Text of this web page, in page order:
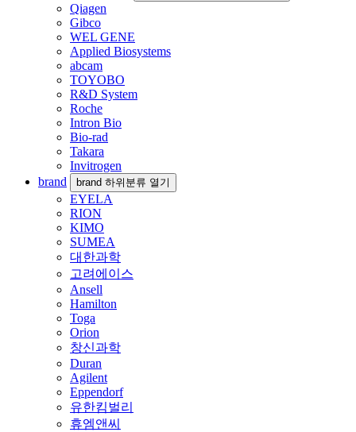
Qiagen
Gibco
WEL GENE
Applied Biosystems
abcam
TOYOBO
R&D System
Roche
Intron Bio
Bio-rad
Takara
Invitrogen
brand
brand 하위분류 열기
EYELA
RION
KIMO
SUMEA
대한과학
고려에이스
Ansell
Hamilton
Toga
Orion
창신과학
Duran
Agilent
Eppendorf
유한킴벌리
휴엠앤씨